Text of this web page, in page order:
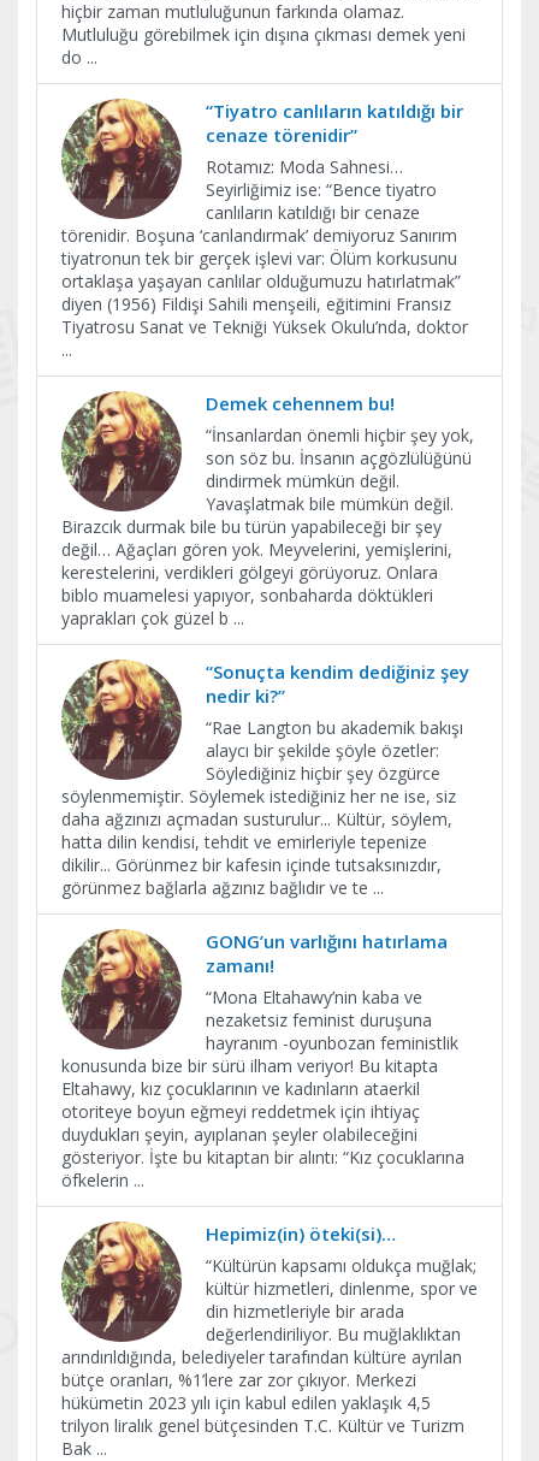
hiçbir zaman mutluluğunun farkında olamaz.
Mutluluğu görebilmek için dışına çıkması demek yeni
do ...
“Tiyatro canlıların katıldığı bir
cenaze törenidir”
Rotamız: Moda Sahnesi…
Seyirliğimiz ise: “Bence tiyatro
canlıların katıldığı bir cenaze
törenidir. Boşuna ‘canlandırmak’ demiyoruz Sanırım
tiyatronun tek bir gerçek işlevi var: Ölüm korkusunu
ortaklaşa yaşayan canlılar olduğumuzu hatırlatmak”
diyen (1956) Fildişi Sahili menşeili, eğitimini Fransız
Tiyatrosu Sanat ve Tekniği Yüksek Okulu’nda, doktor
...
Demek cehennem bu!
“İnsanlardan önemli hiçbir şey yok,
son söz bu. İnsanın açgözlülüğünü
dindirmek mümkün değil.
Yavaşlatmak bile mümkün değil.
Birazcık durmak bile bu türün yapabileceği bir şey
değil… Ağaçları gören yok. Meyvelerini, yemişlerini,
kerestelerini, verdikleri gölgeyi görüyoruz. Onlara
biblo muamelesi yapıyor, sonbaharda döktükleri
yaprakları çok güzel b ...
“Sonuçta kendim dediğiniz şey
nedir ki?”
“Rae Langton bu akademik bakışı
alaycı bir şekilde şöyle özetler:
Söylediğiniz hiçbir şey özgürce
söylenmemiştir. Söylemek istediğiniz her ne ise, siz
daha ağzınızı açmadan susturulur... Kültür, söylem,
hatta dilin kendisi, tehdit ve emirleriyle tepenize
dikilir... Görünmez bir kafesin içinde tutsaksınızdır,
görünmez bağlarla ağzınız bağlıdır ve te ...
GONG’un varlığını hatırlama
zamanı!
“Mona Eltahawy’nin kaba ve
nezaketsiz feminist duruşuna
hayranım -oyunbozan feministlik
konusunda bize bir sürü ilham veriyor! Bu kitapta
Eltahawy, kız çocuklarının ve kadınların ataerkil
otoriteye boyun eğmeyi reddetmek için ihtiyaç
duydukları şeyin, ayıplanan şeyler olabileceğini
gösteriyor. İşte bu kitaptan bir alıntı: “Kız çocuklarına
öfkelerin ...
Hepimiz(in) öteki(si)…
“Kültürün kapsamı oldukça muğlak;
kültür hizmetleri, dinlenme, spor ve
din hizmetleriyle bir arada
değerlendiriliyor. Bu muğlaklıktan
arındırıldığında, belediyeler tarafından kültüre ayrılan
bütçe oranları, %1’lere zar zor çıkıyor. Merkezi
hükümetin 2023 yılı için kabul edilen yaklaşık 4,5
trilyon liralık genel bütçesinden T.C. Kültür ve Turizm
Bak ...